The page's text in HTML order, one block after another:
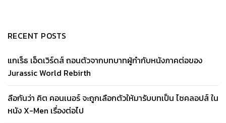
RECENT POSTS
แกเร็ธ เอ็ดเวิร์ดส์ ถอนตัวจากบทบาทผู้กำกับหนังภาคต่อของ
Jurassic World Rebirth
ลือกันว่า คิต คอนเนอร์ จะถูกเลือกตัวให้มารับบทเป็น ไซคลอปส์ ใน
หนัง X-Men เรื่องต่อไป